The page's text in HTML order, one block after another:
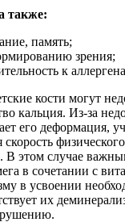
также:
память;
зрения;
к
кости могут
кальция. Из-за
его деформация,
В этом случае
в сочетании с
в усвоении
их